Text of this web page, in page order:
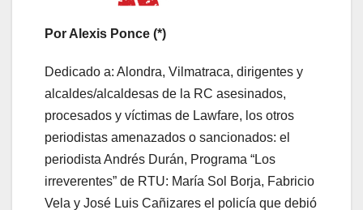
Por Alexis Ponce (*)
Dedicado a: Alondra, Vilmatraca, dirigentes y
alcaldes/alcaldesas de la RC asesinados,
procesados y víctimas de Lawfare, los otros
periodistas amenazados o sancionados: el
periodista Andrés Durán, Programa “Los
irreverentes” de RTU: María Sol Borja, Fabricio
Vela y José Luis Cañizares el policía que debió